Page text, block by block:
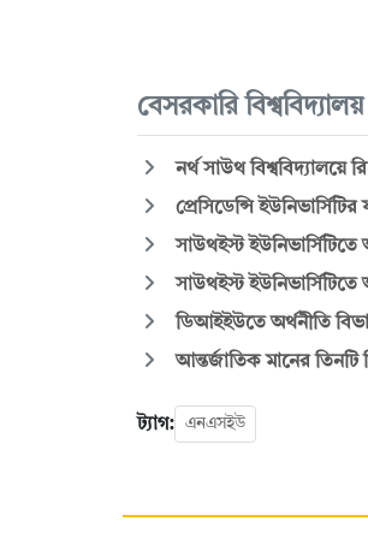
বেসরকারি বিশ্ববিদ্যালয়
নর্থ সাউথ বিশ্ববিদ্যালয়ে
প্রেসিডেন্সি
সাউথইস্ট ইউনিভার্সিটিতে
সাউথইস্ট ইউনিভার্সিটিতে
ডিআইইউতে অর্থনীতি
আন্তর্জাতিক মানের
ট্যাগ: এনএসইউ